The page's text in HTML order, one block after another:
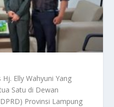
Elly Wahyuni Yang
Satu di Dewan
Provinsi Lampung